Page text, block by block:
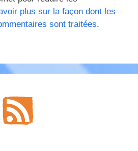
plus sur la façon dont les
sont traitées.